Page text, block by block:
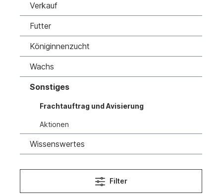
Verkauf
Futter
Königinnenzucht
Wachs
Sonstiges
Frachtauftrag und Avisierung
Aktionen
Wissenswertes
Filter